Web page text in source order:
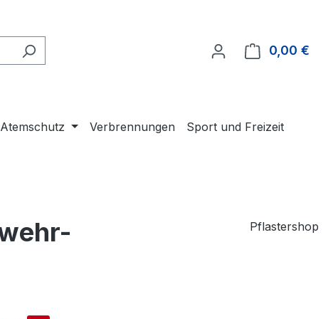
0,00 €
Verbrennungen Sport und Freizeit
Pflastershop